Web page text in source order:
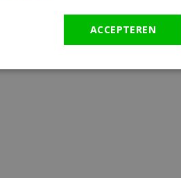
ACCEPTEREN